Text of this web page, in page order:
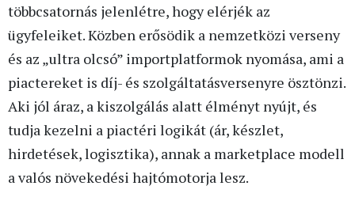
többcsatornás jelenlétre, hogy elérjék az
ügyfeleiket. Közben erősödik a nemzetközi verseny
és az „ultra olcsó” importplatformok nyomása, ami a
piactereket is díj- és szolgáltatásversenyre ösztönzi.
Aki jól áraz, a kiszolgálás alatt élményt nyújt, és
tudja kezelni a piactéri logikát (ár, készlet,
hirdetések, logisztika), annak a marketplace modell
a valós növekedési hajtómotorja lesz.